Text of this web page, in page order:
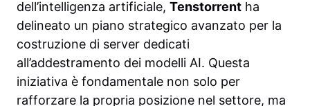
dell’intelligenza artificiale, Tenstorrent ha
delineato un piano strategico avanzato per la
costruzione di server dedicati
all’addestramento dei modelli AI. Questa
iniziativa è fondamentale non solo per
rafforzare la propria posizione nel settore, ma